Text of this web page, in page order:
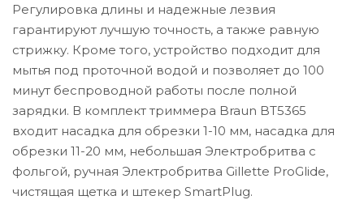
Регулировка длины и надежные лезвия
гарантируют лучшую точность, а также равную
стрижку. Кроме того, устройство подходит для
мытья под проточной водой и позволяет до 100
минут беспроводной работы после полной
зарядки. В комплект триммера Braun BT5365
входит насадка для обрезки 1-10 мм, насадка для
обрезки 11-20 мм, небольшая Электробритва с
фольгой, ручная Электробритва Gillette ProGlide,
чистящая щетка и штекер SmartPlug.